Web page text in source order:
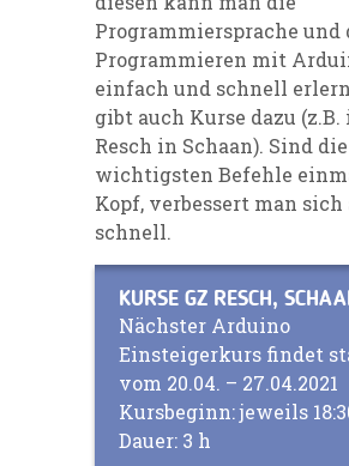
Programmiersprache und
Programmieren mit
einfach und schnell
gibt auch Kurse dazu (z.B.
Resch in Schaan). Sind die
wichtigsten Befehle
Kopf, verbessert man sich
schnell.
KURSE GZ RESCH,
Nächster Arduino
Einsteigerkurs findet
vom 20.04. – 27.04.2021
Kursbeginn: jeweils
Dauer: 3 h